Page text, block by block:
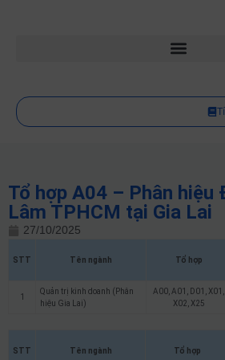
Tổ hợp A04 – Phân hiệu
Lâm TPHCM tại Gia Lai
27/10/2025
STT Tên ngành Tổ hợp
1
Quản trị kinh doanh (Phân
hiệu Gia Lai)
A00, A01, D01, X01,
X02, X25
STT Tên ngành Tổ hợp